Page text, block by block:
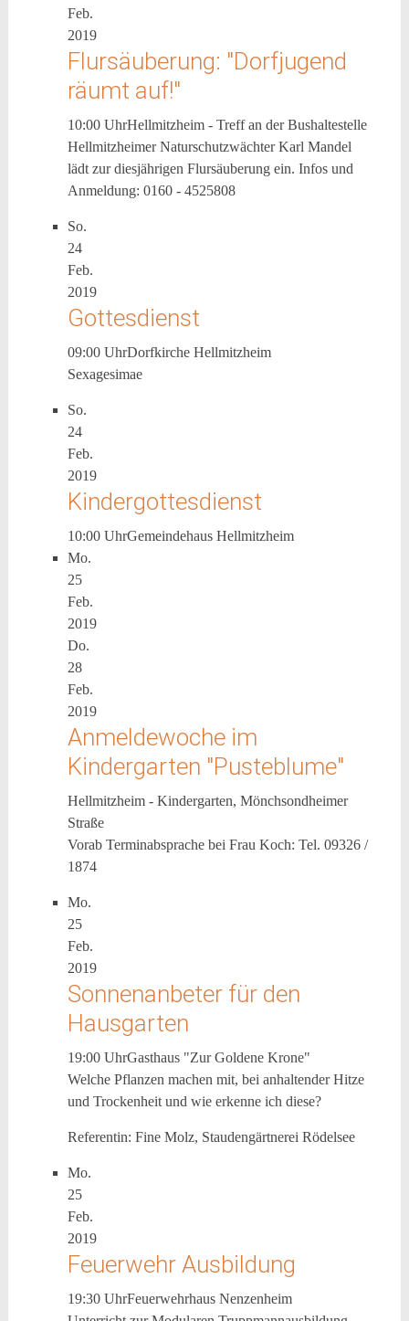
Feb.
2019
Flursäuberung: "Dorfjugend
räumt auf!"
10:00 UhrHellmitzheim - Treff an der Bushaltestelle
Hellmitzheimer Naturschutzwächter Karl Mandel
lädt zur diesjährigen Flursäuberung ein. Infos und
Anmeldung: 0160 - 4525808
So.
24
Feb.
2019
Gottesdienst
09:00 UhrDorfkirche Hellmitzheim
Sexagesimae
So.
24
Feb.
2019
Kindergottesdienst
10:00 UhrGemeindehaus Hellmitzheim
Mo.
25
Feb.
2019
Do.
28
Feb.
2019
Anmeldewoche im
Kindergarten "Pusteblume"
Hellmitzheim - Kindergarten, Mönchsondheimer
Straße
Vorab Terminabsprache bei Frau Koch: Tel. 09326 /
1874
Mo.
25
Feb.
2019
Sonnenanbeter für den
Hausgarten
19:00 UhrGasthaus "Zur Goldene Krone"
Welche Pflanzen machen mit, bei anhaltender Hitze
und Trockenheit und wie erkenne ich diese?
Referentin: Fine Molz, Staudengärtnerei Rödelsee
Mo.
25
Feb.
2019
Feuerwehr Ausbildung
19:30 UhrFeuerwehrhaus Nenzenheim